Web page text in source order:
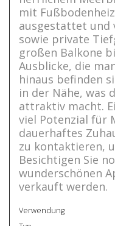
mit
ausgestattet und
sowie private
großen Balkone
Ausblicke, die
hinaus befinden
in der Nähe, was
attraktiv macht.
viel Potenzial für
dauerhaftes
zu kontaktieren,
Besichtigen Sie
wunderschönen
verkauft werden.
Verwendung